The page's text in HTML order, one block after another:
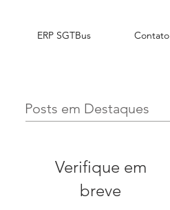
ERP SGTBus Contato
Posts em Destaques
Verifique em
breve